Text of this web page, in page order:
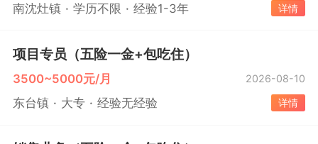
南沈灶镇 学历不限 经验1-3年 详情
项目专员（五险一金+包吃住）
3500~5000元/月 2026-08-10
东台镇 大专 经验无经验 详情